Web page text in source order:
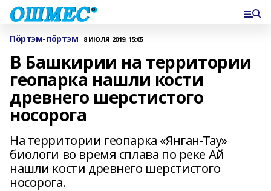
Пӧртэм-пӧртэм 8 ИЮЛЯ 2019, 15:05
В Башкирии на территории
геопарка нашли кости
древнего шерстистого
носорога
На территории геопарка «Янган-Тау»
биологи во время сплава по реке Ай
нашли кости древнего шерстистого
носорога.